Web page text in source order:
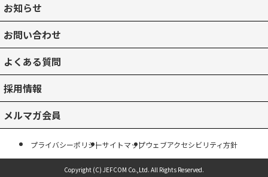
お知らせ
お問い合わせ
よくある質問
採用情報
メルマガ会員
プライバシーポリシーサイトマップウェブアクセシビリティ方針
Copyright (C) JEFCOM Co.,Ltd. All Rights Reserved.